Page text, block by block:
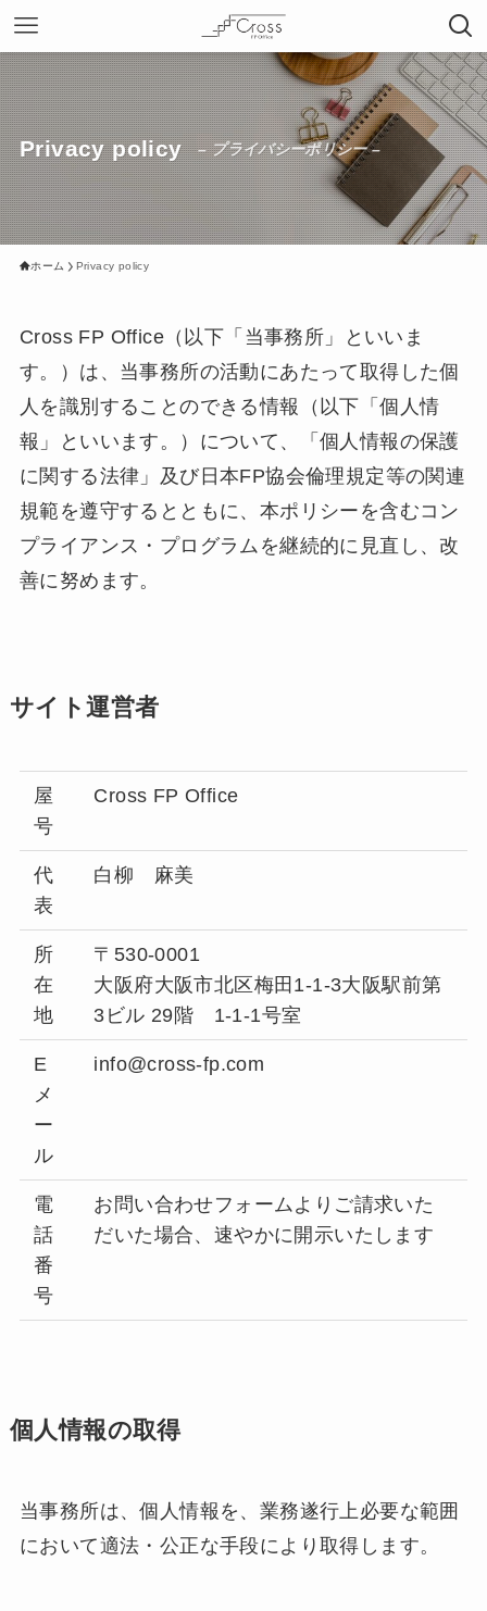
Privacy policy – プライバシーポリシー –
ホーム Privacy policy
Cross FP Office（以下「当事務所」といいま
す。）は、当事務所の活動にあたって取得した個
人を識別することのできる情報（以下「個人情
報」といいます。）について、「個人情報の保護
に関する法律」及び日本FP協会倫理規定等の関連
規範を遵守するとともに、本ポリシーを含むコン
プライアンス・プログラムを継続的に見直し、改
善に努めます。
サイト運営者
屋
号
Cross FP Office
代
表
白柳 麻美
所
在
地
〒530-0001
大阪府大阪市北区梅田1-1-3大阪駅前第
3ビル 29階 1-1-1号室
E
メ
ー
ル
info@cross-fp.com
電
話
番
号
お問い合わせフォームよりご請求いた
だいた場合、速やかに開示いたします
個人情報の取得
当事務所は、個人情報を、業務遂行上必要な範囲
において適法・公正な手段により取得します。